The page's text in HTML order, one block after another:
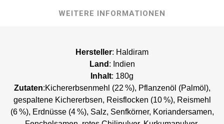
WEITERE INFORMATIONEN
Hersteller: Haldiram
Land : Indien
Inhalt: 180g
Zutaten:Kichererbsenmehl (22 %), Pflanzenöl (Palmöl),
gespaltene Kichererbsen, Reisflocken (10 %), Reismehl
(6 %), Erdnüsse (4 %), Salz, Senfkörner, Koriandersamen,